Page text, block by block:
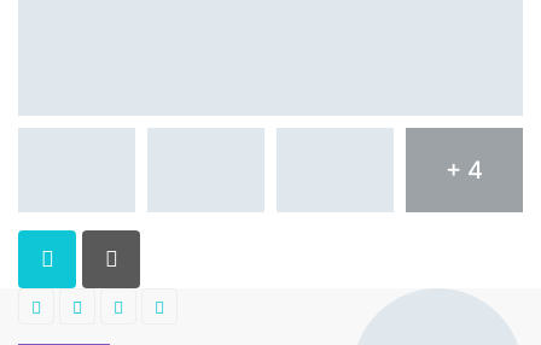
+ 4